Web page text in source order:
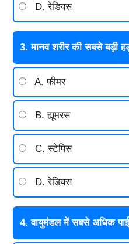
D. रेडियस
3. मानव शरीर की सबसे बड़ी
A. फीमर
B. ह्यूमरस
C. स्टेपिस
D. रेडियस
4. वायुमंडल में सबसे अधिक